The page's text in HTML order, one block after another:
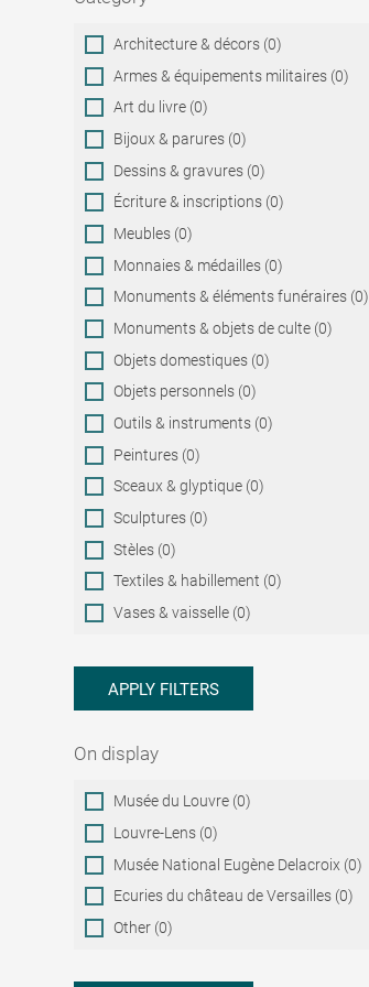
Category
Architecture & décors (0)
Armes & équipements militaires (0)
Art du livre (0)
Bijoux & parures (0)
Dessins & gravures (0)
Écriture & inscriptions (0)
Meubles (0)
Monnaies & médailles (0)
Monuments & éléments funéraires (0)
Monuments & objets de culte (0)
Objets domestiques (0)
Objets personnels (0)
Outils & instruments (0)
Peintures (0)
Sceaux & glyptique (0)
Sculptures (0)
Stèles (0)
Textiles & habillement (0)
Vases & vaisselle (0)
APPLY FILTERS
On display
On
display
Musée du Louvre (0)
Louvre-Lens (0)
Musée National Eugène Delacroix (0)
Ecuries du château de Versailles (0)
Other (0)